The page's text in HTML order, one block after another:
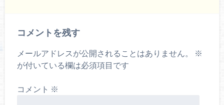
コメントを残す
メールアドレスが公開されることはありません。
※
が付いている欄は必須項目です
コメント ※